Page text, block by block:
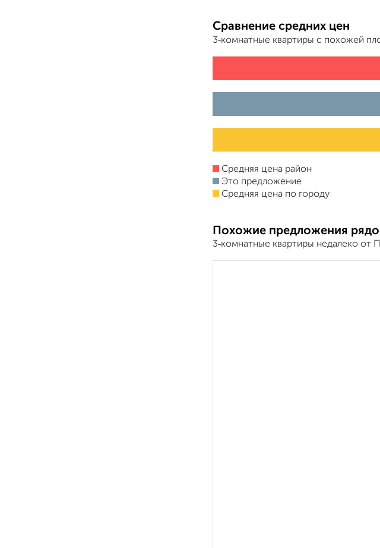
Сравнение средних цен
3‑комнатные квартиры с похожей
Средняя цена район
Это предложение
Средняя цена по городу
Похожие предложения
3‑комнатные квартиры недалеко от